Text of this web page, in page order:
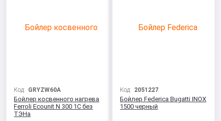
Код: GRYZW60A
Бойлер косвенного нагрева
Ferroli Ecounit N 300 1C без
ТЭНа
Код: 2051227
Бойлер Federica Bugatti INOX
1500 черный